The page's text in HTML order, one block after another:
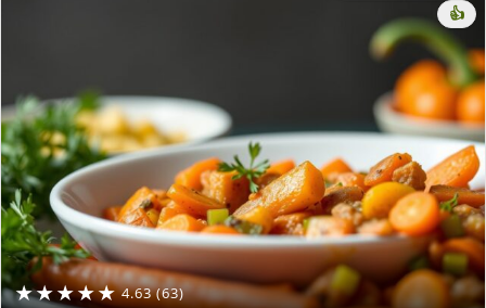
★★★★★ 4.63 (63)
👍